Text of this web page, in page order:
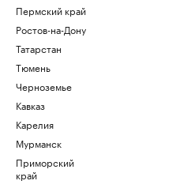
Пермский край
Ростов-на-Дону
Татарстан
Тюмень
Черноземье
Кавказ
Карелия
Мурманск
Приморский
край